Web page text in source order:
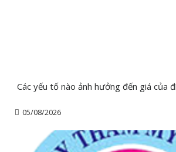
Các yếu tố nào ảnh hưởng đến giá của
05/08/2026